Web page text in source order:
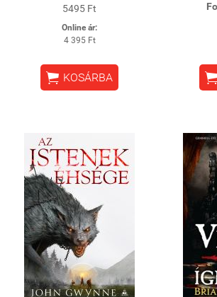
5495 Ft
Online ár:
4 395 Ft
 KOSÁRBA 